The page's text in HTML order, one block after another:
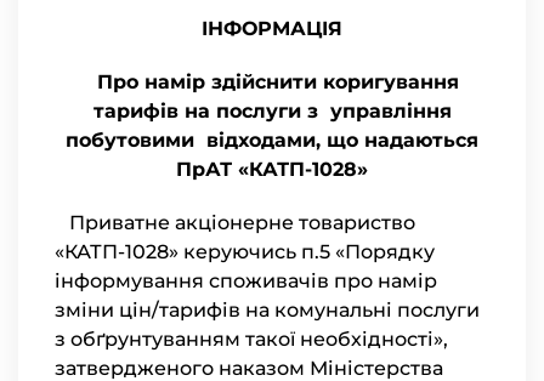
ІНФОРМАЦІЯ
Про намір здійснити коригування
тарифів на послуги з управління
побутовими відходами, що надаються
ПрАТ «КАТП-1028»
Приватне акціонерне товариство
«КАТП-1028» керуючись п.5 «Порядку
інформування споживачів про намір
зміни цін/тарифів на комунальні послуги
з обґрунтуванням такої необхідності»,
затвердженого наказом Міністерства